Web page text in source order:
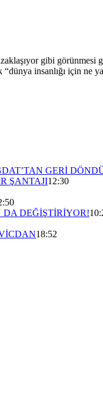
gibi
insanlığı için ne
GERİ
ŞANTAJI12:30
DEĞİŞTİRİYOR!
18:52